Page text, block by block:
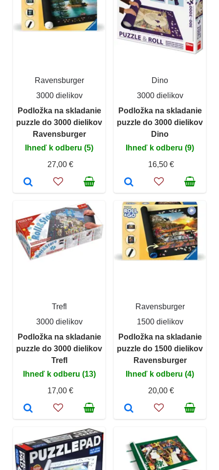
Ravensburger
3000 dielikov
Podložka na skladanie
puzzle do 3000 dielikov
Ravensburger
Ihneď k odberu (5)
27,00 €
Dino
3000 dielikov
Podložka na skladanie
puzzle do 3000 dielikov
Dino
Ihneď k odberu (9)
16,50 €
Trefl
3000 dielikov
Podložka na skladanie
puzzle do 3000 dielikov
Trefl
Ihneď k odberu (13)
17,00 €
Ravensburger
1500 dielikov
Podložka na skladanie
puzzle do 1500 dielikov
Ravensburger
Ihneď k odberu (4)
20,00 €